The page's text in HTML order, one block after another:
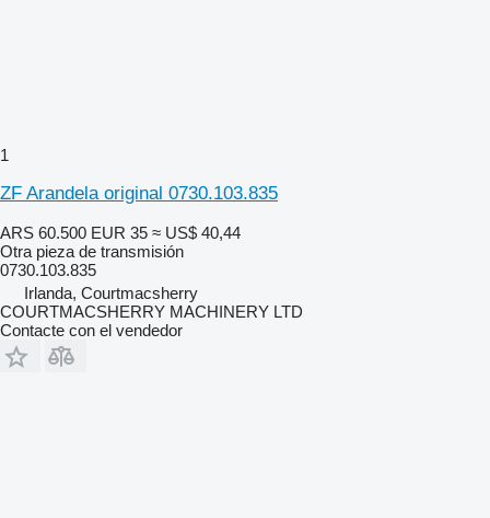
1
ZF Arandela original 0730.103.835
ARS 60.500 EUR 35 ≈ US$ 40,44
Otra pieza de transmisión
0730.103.835
Irlanda, Courtmacsherry
COURTMACSHERRY MACHINERY LTD
Contacte con el vendedor